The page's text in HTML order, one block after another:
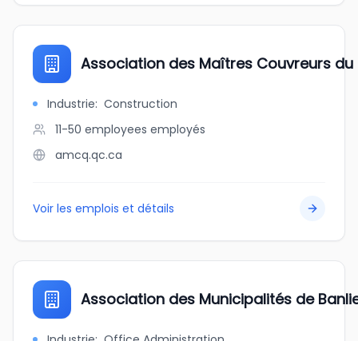
Association des Maîtres Couvreurs du
Industrie: Construction
11-50 employees employés
amcq.qc.ca
Voir les emplois et détails
Association des Municipalités de